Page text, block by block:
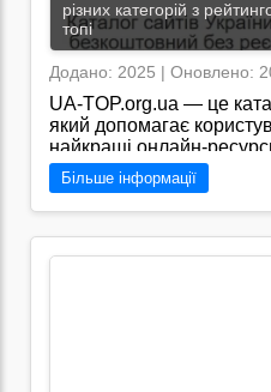
різних категорій з
топі
Додано: 2025 | Оновлено:
UA-TOP.org.ua — це
який допомагає
найкращі онлайн-
Платформа обєднує
сайти сприяючи їх
видимості в пошукових
"https://ua-top.org.ua"
користувачам швидко
Більше інформації